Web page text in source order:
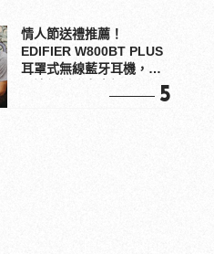
情人節送禮推薦！
EDIFIER W800BT PLUS
耳罩式無線藍牙耳機，在
5